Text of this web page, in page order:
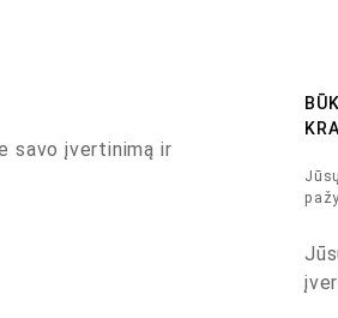
savo įvertinimą ir